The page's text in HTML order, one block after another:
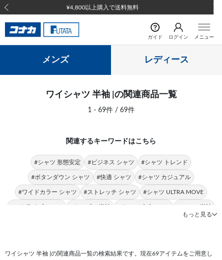
前の画像
ガイド ログイン メニュー
メンズ レディース
ワイシャツ 半袖 |の関連商品一覧
1 - 69件 / 69件
関連するキーワードはこちら
#シャツ 形態安定 #ビジネス シャツ #シャツ トレンド
#ボタンダウン シャツ #快適 シャツ #シャツ カジュアル
#ワイドカラー シャツ #ストレッチ シャツ #シャツ ULTRA MOVE
#ストライプ シャツ #トップス 半袖 #クールビズ シャツ #シャツ 半袖
#シャリ感 半袖
もっと見る
ワイシャツ 半袖 |の関連商品一覧の検索結果です。現在69アイテムをご用意し